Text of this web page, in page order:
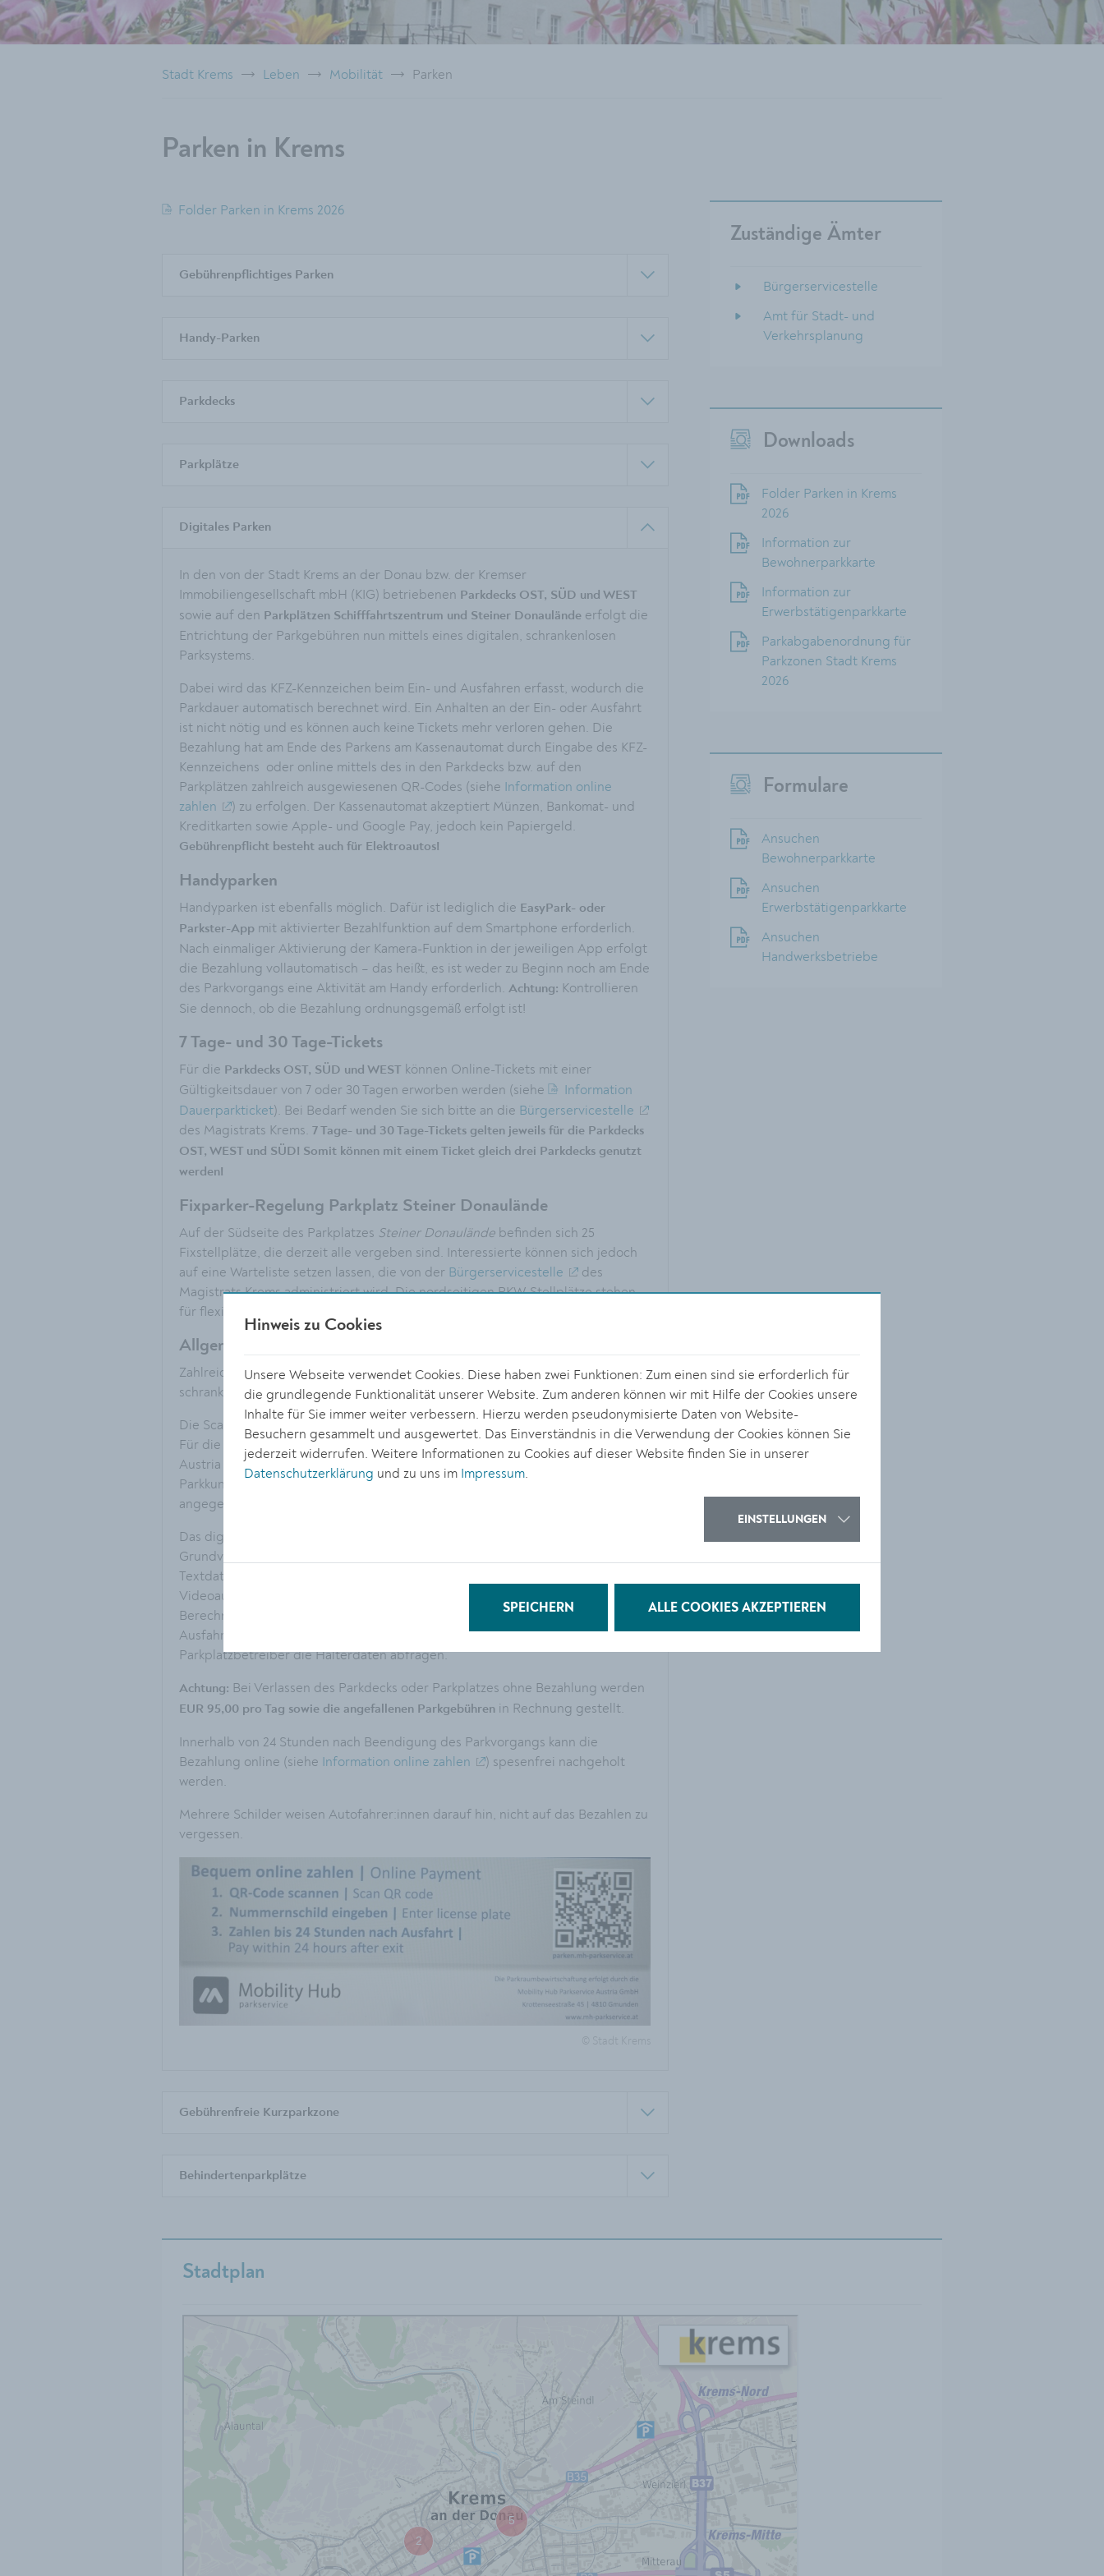
Stadt Krems Leben Mobilität Parken
Parken in Krems
Folder Parken in Krems 2026
Gebührenpflichtiges Parken
Handy-Parken
Parkdecks
Parkplätze
Digitales Parken
In den von der Stadt Krems an der Donau bzw. der Kremser
Immobiliengesellschaft mbH (KIG) betriebenen Parkdecks OST, SÜD und WEST
sowie auf den Parkplätzen Schifffahrtszentrum und Steiner Donaulände erfolgt die
Entrichtung der Parkgebühren nun mittels eines digitalen, schrankenlosen
Parksystems.
Dabei wird das KFZ-Kennzeichen beim Ein- und Ausfahren erfasst, wodurch die
Parkdauer automatisch berechnet wird. Ein Anhalten an der Ein- oder Ausfahrt
ist nicht nötig und es können auch keine Tickets mehr verloren gehen. Die
Bezahlung hat am Ende des Parkens am Kassenautomat durch Eingabe des KFZ-
Kennzeichens oder online mittels des in den Parkdecks bzw. auf den
Parkplätzen zahlreich ausgewiesenen QR-Codes (siehe Information online
zahlen
) zu erfolgen. Der Kassenautomat akzeptiert Münzen, Bankomat- und
Kreditkarten sowie Apple- und Google Pay, jedoch kein Papiergeld.
Gebührenpflicht besteht auch für Elektroautos!
Handyparken
Handyparken ist ebenfalls möglich. Dafür ist lediglich die EasyPark- oder
Parkster-App mit aktivierter Bezahlfunktion auf dem Smartphone erforderlich.
Nach einmaliger Aktivierung der Kamera-Funktion in der jeweiligen App erfolgt
die Bezahlung vollautomatisch – das heißt, es ist weder zu Beginn noch am Ende
des Parkvorgangs eine Aktivität am Handy erforderlich. Achtung: Kontrollieren
Sie dennoch, ob die Bezahlung ordnungsgemäß erfolgt ist!
7 Tage- und 30 Tage-Tickets
Für die Parkdecks OST, SÜD und WEST können Online-Tickets mit einer
Gültigkeitsdauer von 7 oder 30 Tagen erworben werden (siehe
Information
Dauerparkticket). Bei Bedarf wenden Sie sich bitte an die Bürgerservicestelle
des Magistrats Krems. 7 Tage- und 30 Tage-Tickets gelten jeweils für die Parkdecks
OST, WEST und SÜD! Somit können mit einem Ticket gleich drei Parkdecks genutzt
werden!
Fixparker-Regelung Parkplatz Steiner Donaulände
Auf der Südseite des Parkplatzes Steiner Donaulände befinden sich 25
Fixstellplätze, die derzeit alle vergeben sind. Interessierte können sich jedoch
auf eine Warteliste setzen lassen, die von der Bürgerservicestelle
des
Magistrats Krems administriert wird. Die nordseitigen PKW-Stellplätze stehen
für flexibles, gebührenpflichtiges Parken zur Verfügung.
Allgemeine Hinweise
Zahlreiche Infotafeln auf Deutsch und Englisch erklären, wie das digitale,
schrankenlose Parksystem funktioniert.
Die Scanner und Kassenautomaten stammen von der Peter Park System GmbH.
Für die operative Betreuung der Parkflächen ist die Mobility Hub Parkservice
Austria GmbH zuständig. Bei technischen Fragen oder Problemen werden
Parkkund:innen gebeten, ausschließlich die am jeweiligen Kassenautomaten
angegebene Hotline
Das digitale Parksystem hält sich an die Vorgaben der Datenschutz-
Grundverordnung. Es werden lediglich ein Foto des Kennzeichens sowie eine
Textdatei mit Datum und Uhrzeit der Ein- und Ausfahrt gespeichert.
Videoaufzeichnungen finden nicht statt. Die Daten dienen ausschließlich der
Berechnung der Parkdauer und werden bei ordnungsgemäßem Parken nach der
Ausfahrt automatisch gelöscht. Nur im Fall eines Parkverstoßes darf der
Parkplatzbetreiber die Halterdaten abfragen.
Achtung: Bei Verlassen des Parkdecks oder Parkplatzes ohne Bezahlung werden
EUR 95,00 pro Tag sowie die angefallenen Parkgebühren in Rechnung gestellt.
Innerhalb von 24 Stunden nach Beendigung des Parkvorgangs kann die
Bezahlung online (siehe Information online zahlen
) spesenfrei nachgeholt
werden.
Mehrere Schilder weisen Autofahrer:innen darauf hin, nicht auf das Bezahlen zu
vergessen.
Gebührenfreie Kurzparkzone
Behindertenparkplätze
Zuständige Ämter
Bürgerservicestelle
Amt für Stadt- und
Verkehrsplanung
Downloads
Folder Parken in Krems
2026
Information zur
Bewohnerparkkarte
Information zur
Erwerbstätigenparkkarte
Parkabgabenordnung für
Parkzonen Stadt Krems
2026
Formulare
Ansuchen
Bewohnerparkkarte
Ansuchen
Erwerbstätigenparkkarte
Ansuchen
Handwerksbetriebe
Stadtplan
Hinweis zu Cookies
Unsere Webseite verwendet Cookies. Diese haben zwei Funktionen: Zum einen sind sie erforderlich für
die grundlegende Funktionalität unserer Website. Zum anderen können wir mit Hilfe der Cookies unsere
Inhalte für Sie immer weiter verbessern. Hierzu werden pseudonymisierte Daten von Website-
Besuchern gesammelt und ausgewertet. Das Einverständnis in die Verwendung der Cookies können Sie
jederzeit widerrufen. Weitere Informationen zu Cookies auf dieser Website finden Sie in unserer
Datenschutzerklärung und zu uns im Impressum.
EINSTELLUNGEN
SPEICHERN ALLE COOKIES AKZEPTIEREN